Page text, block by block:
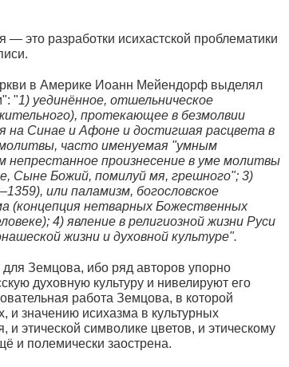
— это разработки исихастской проблематики
в Америке Иоанн Мейендорф выделял
"1) уединённое, отшельническое
протекающее в безмолвии
на Синае и Афоне и достигшая расцвета в
часто именуемая "умным
произнесение в уме молитвы
Сыне Божий, помилуй мя, грешного"; 3)
или паламизм, богословское
(концепция нетварных Божественных
4) явление в религиозной жизни Руси
жизни и духовной культуре".
Земцова, ибо ряд авторов упорно
духовную культуру и нивелируют его
работа Земцова, в которой
и значению исихазма в культурных
и этической символике цветов, и этическому
и полемически заострена.